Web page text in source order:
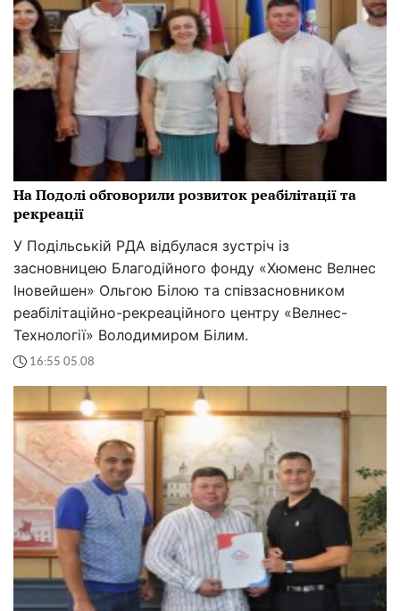
На Подолі обговорили розвиток реабілітації та
рекреації
У Подільській РДА відбулася зустріч із
засновницею Благодійного фонду «Хюменс Велнес
Іновейшен» Ольгою Білою та співзасновником
реабілітаційно-рекреаційного центру «Велнес-
Технології» Володимиром Білим.
16:55 05.08